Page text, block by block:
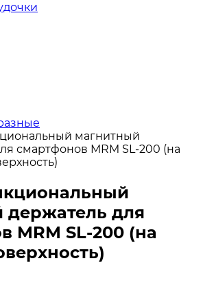
магнитный
смартфонов MRM SL-200 (на
держатель для
MRM SL-200 (на